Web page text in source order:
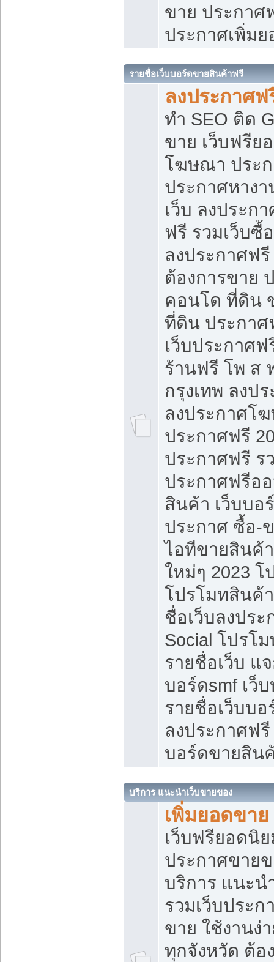
ขาย ประกาศ
ประกาศเพิ่ม
รายชื่อเว็บบอร์ดขายสินค้าฟรี
ลงประกาศฟ
ทำ SEO ติด
ขาย เว็บฟรีย
โฆษณา ประ
ประกาศหาง
เว็บ ลงประก
ฟรี รวมเว็บซื้
ลงประกาศฟ
ต้องการขาย
คอนโด ที่ดิน
ที่ดิน ประกา
เว็บประกาศ
ร้านฟรี โพ ส
กรุงเทพ ลงป
ลงประกาศโ
ประกาศฟรี
ประกาศฟรี ร
ประกาศฟรีอ
สินค้า เว็บบอ
ประกาศ ซื้อ-
ไอทีขายสินค้
ใหม่ๆ 2023
โปรโมทสินค้
ชื่อเว็บลงปร
Social โปรโ
รายชื่อเว็บ แ
บอร์ดsmf เว็
รายชื่อเว็บบ
ลงประกาศฟรี
บอร์ดขายสิน
บริการ แนะนำเว็บขายของ
เพิ่มยอดขา
เว็บฟรียอดนิ
ประกาศขาย
บริการ แนะน
รวมเว็บประก
ขาย ใช้งานง่
ทุกจังหวัด ต้อ